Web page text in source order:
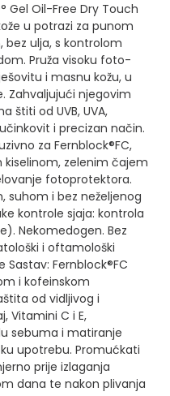
Gel Oil-Free Dry Touch
u potrazi za punom
ulja, s kontrolom
Pruža visoku foto-
i masnu kožu, u
Zahvaljujući njegovim
štiti od UVB, UVA,
i precizan način.
za Fernblock®FC,
zelenim čajem
fotoprotektora.
suhom i bez neželjenog
kontrole sjaja: kontrola
Nekomedogen. Bez
i oftamološki
Sastav: Fernblock®FC
i kofeinskom
od vidljivog i
Vitamini C i E,
sebuma i matiranje
upotrebu. Promućkati
prije izlaganja
dana te nakon plivanja